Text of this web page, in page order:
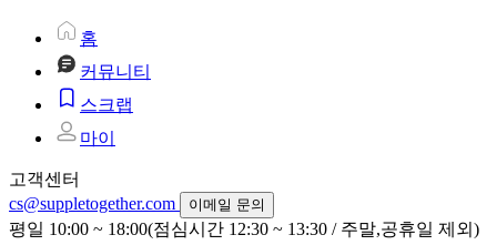
홈
커뮤니티
스크랩
마이
고객센터
cs@suppletogether.com
이메일 문의
평일 10:00 ~ 18:00(점심시간 12:30 ~ 13:30 / 주말,공휴일 제외)